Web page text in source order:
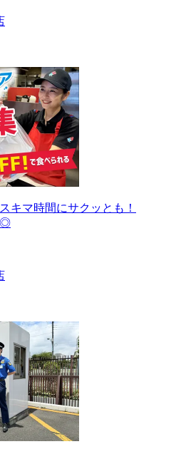
キマ時間にサクッとも！
◎